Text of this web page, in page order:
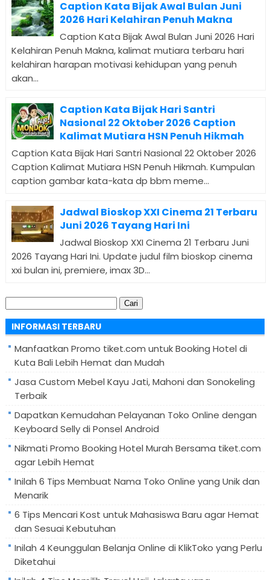
Caption Kata Bijak Awal Bulan Juni
2026 Hari Kelahiran Penuh Makna
Caption Kata Bijak Awal Bulan Juni 2026 Hari
Kelahiran Penuh Makna, kalimat mutiara terbaru hari
kelahiran harapan motivasi kehidupan yang penuh
akan...
Caption Kata Bijak Hari Santri
Nasional 22 Oktober 2026 Caption
Kalimat Mutiara HSN Penuh Hikmah
Caption Kata Bijak Hari Santri Nasional 22 Oktober 2026
Caption Kalimat Mutiara HSN Penuh Hikmah. Kumpulan
caption gambar kata-kata dp bbm meme...
Jadwal Bioskop XXI Cinema 21 Terbaru
Juni 2026 Tayang Hari Ini
Jadwal Bioskop XXI Cinema 21 Terbaru Juni
2026 Tayang Hari Ini. Update judul film bioskop cinema
xxi bulan ini, premiere, imax 3D...
Cari
untuk:
INFORMASI TERBARU
Manfaatkan Promo tiket.com untuk Booking Hotel di
Kuta Bali Lebih Hemat dan Mudah
Jasa Custom Mebel Kayu Jati, Mahoni dan Sonokeling
Terbaik
Dapatkan Kemudahan Pelayanan Toko Online dengan
Keyboard Selly di Ponsel Android
Nikmati Promo Booking Hotel Murah Bersama tiket.com
agar Lebih Hemat
Inilah 6 Tips Membuat Nama Toko Online yang Unik dan
Menarik
6 Tips Mencari Kost untuk Mahasiswa Baru agar Hemat
dan Sesuai Kebutuhan
Inilah 4 Keunggulan Belanja Online di KlikToko yang Perlu
Diketahui